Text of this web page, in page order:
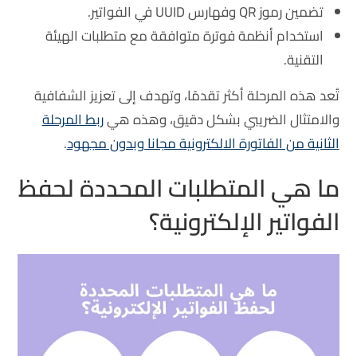
تضمين رموز QR وفهارس UUID في الفواتير.
استخدام أنظمة فوترة متوافقة مع متطلبات الهيئة
التقنية.
تُعد هذه المرحلة أكثر تقدمًا، وتهدف إلى تعزيز الشفافية
والامتثال الضريبي بشكل دقيق، وهذه هيربط المرحلة
الثانية من الفاتورة الالكترونية مجانا وبدون مجهود.
ما هي المتطلبات المحددة لحفظ
الفواتير الإلكترونية؟